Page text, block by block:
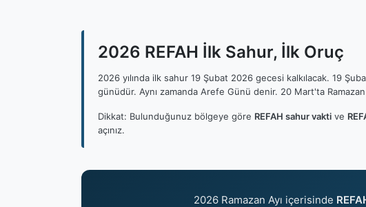
2026 REFAH İlk Sahur, İlk Oruç
2026 yılında ilk sahur 19 Şubat 2026 gecesi kalkılacak. 19
günüdür. Aynı zamanda Arefe Günü denir. 20 Mart'ta Ramazan
Dikkat: Bulunduğunuz bölgeye göre REFAH sahur vakti ve
açınız.
2026 Ramazan Ayı içerisinde